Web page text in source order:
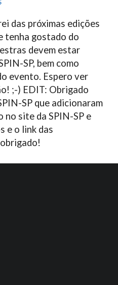
das próximas edições
tenha gostado do
devem estar
SP, bem como
evento. Espero ver
;-) EDIT: Obrigado
SP que adicionaram
no site da SPIN-SP e
e o link das